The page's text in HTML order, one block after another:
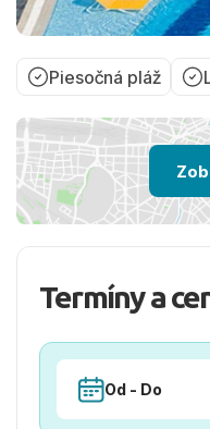
Piesočná pláž
Termíny a
Od - Do